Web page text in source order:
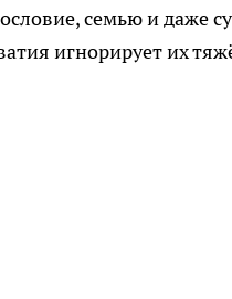
семью и даже
игнорирует их